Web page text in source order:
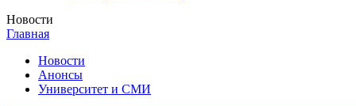
Новости
Главная
Новости
Анонсы
Университет и СМИ